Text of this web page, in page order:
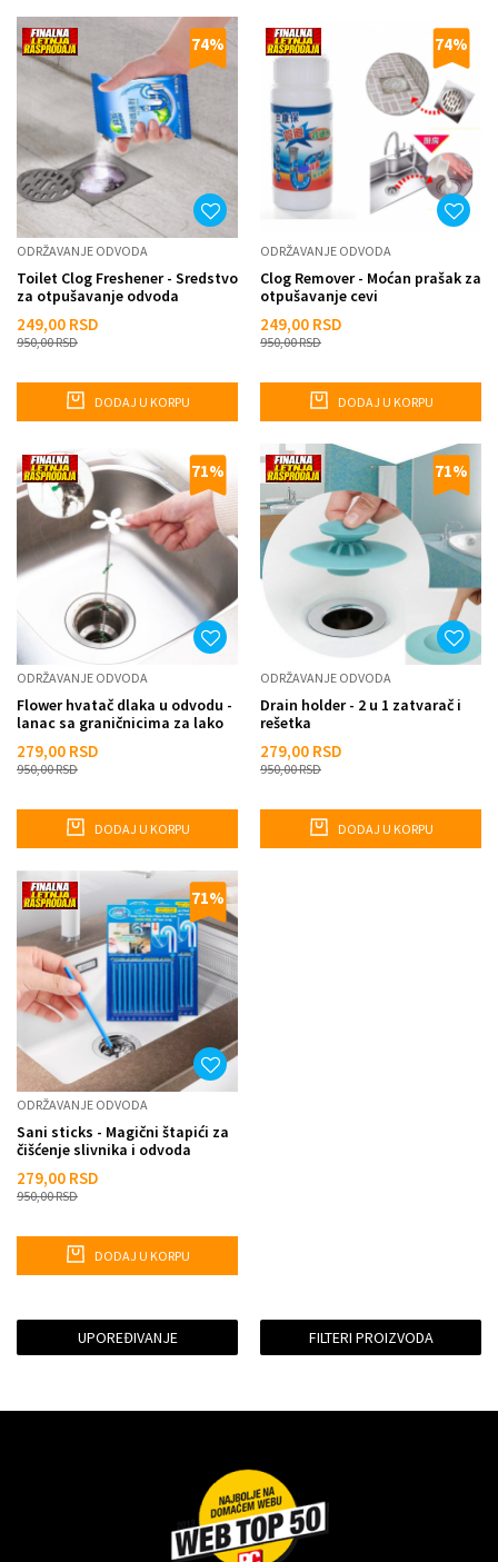
74%
ODRŽAVANJE ODVODA
Toilet Clog Freshener - Sredstvo
za otpušavanje odvoda
249,00 RSD
950,00RSD
DODAJ U KORPU
74%
ODRŽAVANJE ODVODA
Clog Remover - Moćan prašak za
otpušavanje cevi
249,00 RSD
950,00RSD
DODAJ U KORPU
71%
ODRŽAVANJE ODVODA
Flower hvatač dlaka u odvodu -
lanac sa graničnicima za lako
279,00 RSD
950,00RSD
DODAJ U KORPU
71%
ODRŽAVANJE ODVODA
Drain holder - 2 u 1 zatvarač i
rešetka
279,00 RSD
950,00RSD
DODAJ U KORPU
71%
ODRŽAVANJE ODVODA
Sani sticks - Magični štapići za
čišćenje slivnika i odvoda
279,00 RSD
950,00RSD
DODAJ U KORPU
UPOREĐIVANJE FILTERI PROIZVODA